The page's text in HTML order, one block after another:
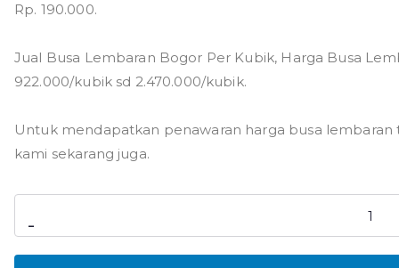
Rp. 190.000.
Jual Busa Lembaran Bogor Per Kubik, Harga Busa
922.000/kubik sd 2.470.000/kubik.
Untuk mendapatkan penawaran harga busa
kami sekarang juga.
-
Jual
Busa